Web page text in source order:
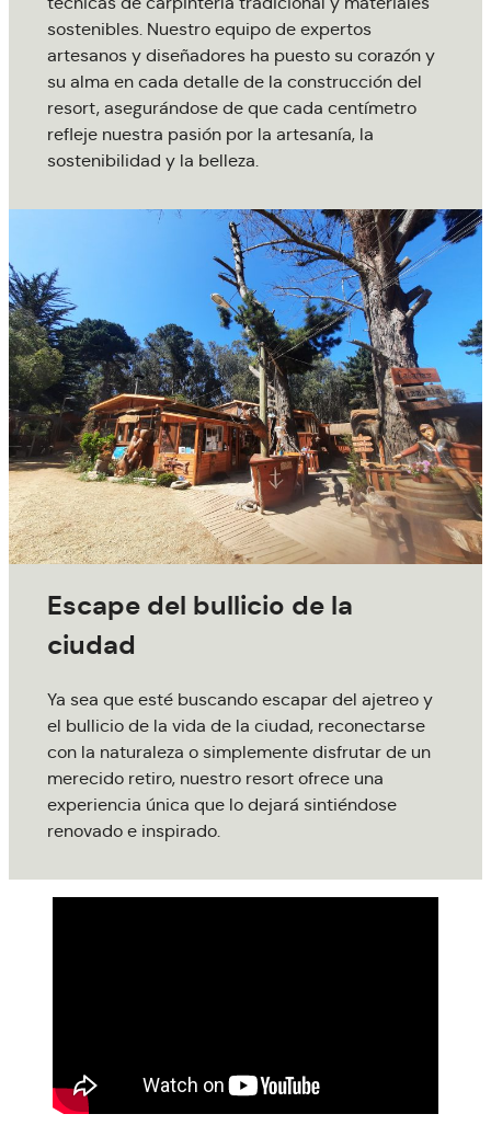
sostenibles. Nuestro equipo de expertos
artesanos y diseñadores ha puesto su corazón y
su alma en cada detalle de la construcción del
resort, asegurándose de que cada centímetro
refleje nuestra pasión por la artesanía, la
sostenibilidad y la belleza.
Escape del bullicio de la
ciudad
Ya sea que esté buscando escapar del ajetreo y
el bullicio de la vida de la ciudad, reconectarse
con la naturaleza o simplemente disfrutar de un
merecido retiro, nuestro resort ofrece una
experiencia única que lo dejará sintiéndose
renovado e inspirado.